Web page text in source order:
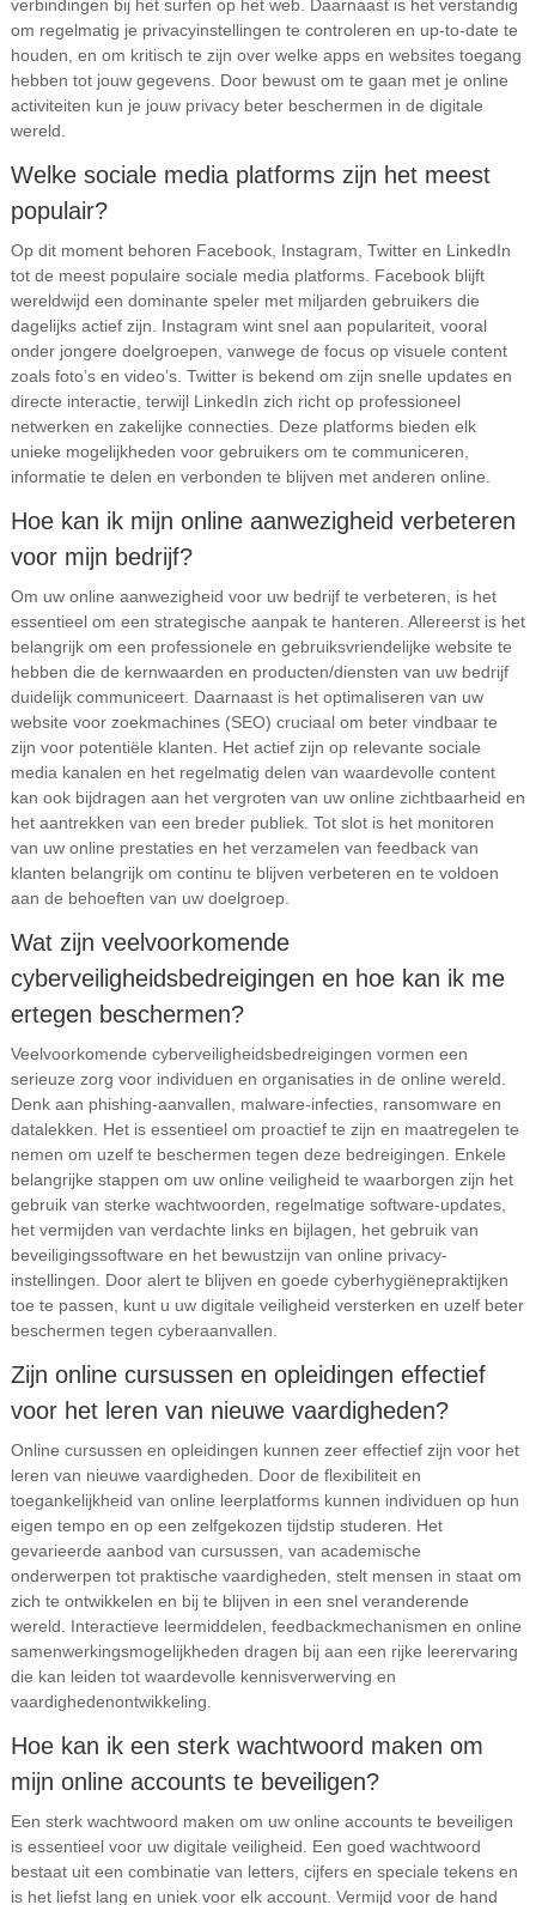
verbindingen bij het surfen op het web. Daarnaast is het verstandig
om regelmatig je privacyinstellingen te controleren en up-to-date te
houden, en om kritisch te zijn over welke apps en websites toegang
hebben tot jouw gegevens. Door bewust om te gaan met je online
activiteiten kun je jouw privacy beter beschermen in de digitale
wereld.
Welke sociale media platforms zijn het meest
populair?
Op dit moment behoren Facebook, Instagram, Twitter en LinkedIn
tot de meest populaire sociale media platforms. Facebook blijft
wereldwijd een dominante speler met miljarden gebruikers die
dagelijks actief zijn. Instagram wint snel aan populariteit, vooral
onder jongere doelgroepen, vanwege de focus op visuele content
zoals foto’s en video’s. Twitter is bekend om zijn snelle updates en
directe interactie, terwijl LinkedIn zich richt op professioneel
netwerken en zakelijke connecties. Deze platforms bieden elk
unieke mogelijkheden voor gebruikers om te communiceren,
informatie te delen en verbonden te blijven met anderen online.
Hoe kan ik mijn online aanwezigheid verbeteren
voor mijn bedrijf?
Om uw online aanwezigheid voor uw bedrijf te verbeteren, is het
essentieel om een strategische aanpak te hanteren. Allereerst is het
belangrijk om een professionele en gebruiksvriendelijke website te
hebben die de kernwaarden en producten/diensten van uw bedrijf
duidelijk communiceert. Daarnaast is het optimaliseren van uw
website voor zoekmachines (SEO) cruciaal om beter vindbaar te
zijn voor potentiële klanten. Het actief zijn op relevante sociale
media kanalen en het regelmatig delen van waardevolle content
kan ook bijdragen aan het vergroten van uw online zichtbaarheid en
het aantrekken van een breder publiek. Tot slot is het monitoren
van uw online prestaties en het verzamelen van feedback van
klanten belangrijk om continu te blijven verbeteren en te voldoen
aan de behoeften van uw doelgroep.
Wat zijn veelvoorkomende
cyberveiligheidsbedreigingen en hoe kan ik me
ertegen beschermen?
Veelvoorkomende cyberveiligheidsbedreigingen vormen een
serieuze zorg voor individuen en organisaties in de online wereld.
Denk aan phishing-aanvallen, malware-infecties, ransomware en
datalekken. Het is essentieel om proactief te zijn en maatregelen te
nemen om uzelf te beschermen tegen deze bedreigingen. Enkele
belangrijke stappen om uw online veiligheid te waarborgen zijn het
gebruik van sterke wachtwoorden, regelmatige software-updates,
het vermijden van verdachte links en bijlagen, het gebruik van
beveiligingssoftware en het bewustzijn van online privacy-
instellingen. Door alert te blijven en goede cyberhygiënepraktijken
toe te passen, kunt u uw digitale veiligheid versterken en uzelf beter
beschermen tegen cyberaanvallen.
Zijn online cursussen en opleidingen effectief
voor het leren van nieuwe vaardigheden?
Online cursussen en opleidingen kunnen zeer effectief zijn voor het
leren van nieuwe vaardigheden. Door de flexibiliteit en
toegankelijkheid van online leerplatforms kunnen individuen op hun
eigen tempo en op een zelfgekozen tijdstip studeren. Het
gevarieerde aanbod van cursussen, van academische
onderwerpen tot praktische vaardigheden, stelt mensen in staat om
zich te ontwikkelen en bij te blijven in een snel veranderende
wereld. Interactieve leermiddelen, feedbackmechanismen en online
samenwerkingsmogelijkheden dragen bij aan een rijke leerervaring
die kan leiden tot waardevolle kennisverwerving en
vaardighedenontwikkeling.
Hoe kan ik een sterk wachtwoord maken om
mijn online accounts te beveiligen?
Een sterk wachtwoord maken om uw online accounts te beveiligen
is essentieel voor uw digitale veiligheid. Een goed wachtwoord
bestaat uit een combinatie van letters, cijfers en speciale tekens en
is het liefst lang en uniek voor elk account. Vermijd voor de hand